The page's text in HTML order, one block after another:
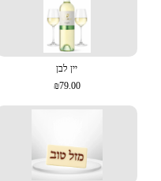
יין לבן
₪79.00